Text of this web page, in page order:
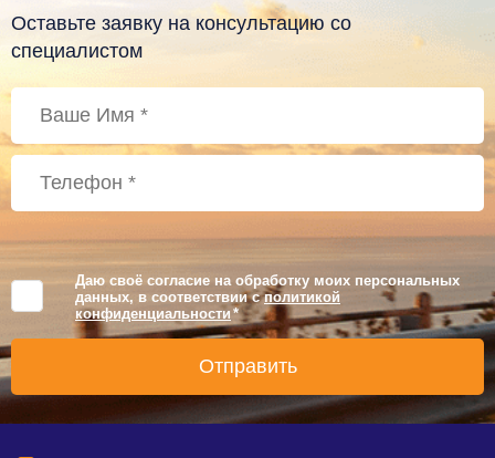
Оставьте заявку на консультацию со
специалистом
Даю своё согласие на обработку моих персональных
данных, в соответствии сполитикой
конфиденциальности *